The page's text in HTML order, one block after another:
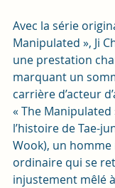
Avec la série
Manipulated », Ji
une prestation
marquant un
carrière d’acteur
« The
l’histoire de Tae-
Wook), un
ordinaire qui se
injustement mêlé